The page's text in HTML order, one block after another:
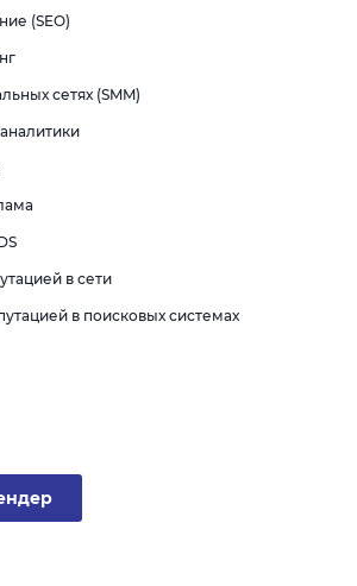
(SEO)
сетях (SMM)
в сети
в поисковых системах